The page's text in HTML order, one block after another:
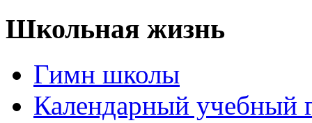
Школьная жизнь
Гимн школы
Календарный учебный